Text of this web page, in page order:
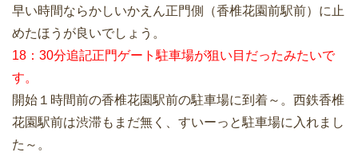
早い時間ならかしいかえん正門側（香椎花園前駅前）に止
めたほうが良いでしょう。
18：30分追記正門ゲート駐車場が狙い目だったみたいで
す。
開始１時間前の香椎花園駅前の駐車場に到着～。西鉄香椎
花園駅前は渋滞もまだ無く、すいーっと駐車場に入れまし
た～。